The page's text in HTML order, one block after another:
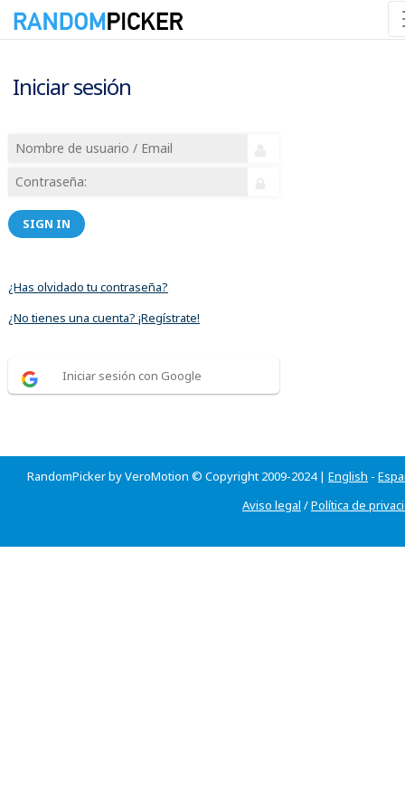
Iniciar sesión
SIGN IN
¿Has olvidado tu contraseña?
¿No tienes una cuenta? ¡Regístrate!
Iniciar sesión con Google
RandomPicker by VeroMotion © Copyright 2009-2024 | English -
Aviso legal /Política de